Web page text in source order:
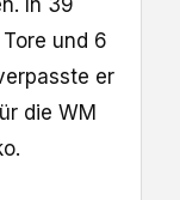
und 6
er
die WM